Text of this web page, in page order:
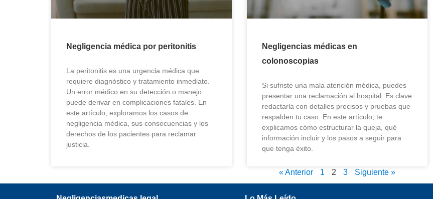
Negligencia médica por peritonitis
La peritonitis es una urgencia médica que
requiere diagnóstico y tratamiento inmediato.
Un error médico en su detección o manejo
puede derivar en complicaciones fatales. En
este artículo, exploramos los casos de
negligencia médica, sus consecuencias y los
derechos de los pacientes para reclamar
justicia.
Negligencias médicas en
colonoscopias
Si sufriste una mala atención médica, puedes
presentar una reclamación al hospital. Es clave
redactarla con detalles precisos y pruebas que
respalden tu caso. En este artículo, te
explicamos cómo estructurar la queja, qué
información incluir y los pasos a seguir para
que tenga éxito.
« Anterior 1 2 3 Siguiente »